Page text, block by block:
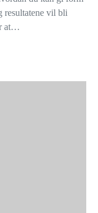
vil bli
at…